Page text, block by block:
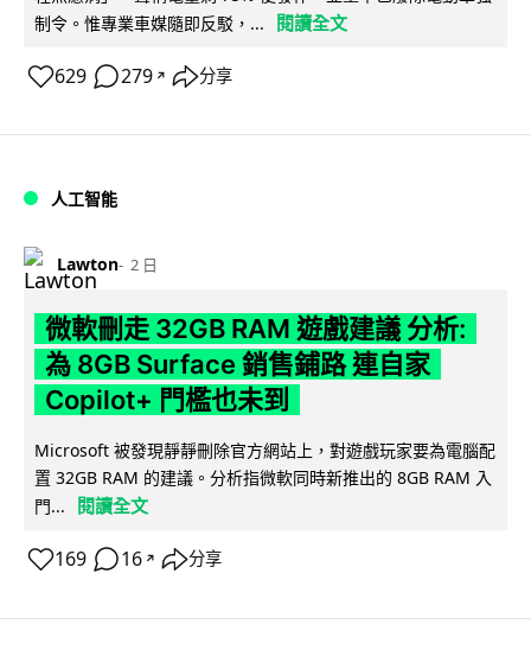
制令。惟專業車媒隨即反駁，...
閱讀全文
629 279 ↗ 分享
人工智能
Lawton 2 日
微軟刪走 32GB RAM 遊戲建議 分析:
為 8GB Surface 銷售鋪路 連自家
Copilot+ 門檻也未到
Microsoft 被發現靜靜刪除官方網站上，對遊戲玩家要為電腦配
置 32GB RAM 的建議。分析指微軟同時新推出的 8GB RAM 入
門...
閱讀全文
169 16 ↗ 分享